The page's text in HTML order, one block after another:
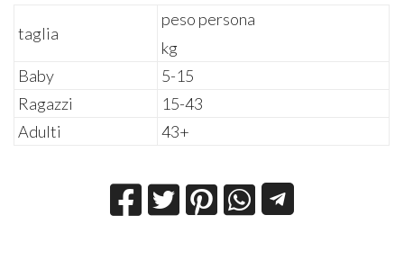
taglia
peso persona
kg
Baby
5-15
Ragazzi
15-43
Adulti
43+